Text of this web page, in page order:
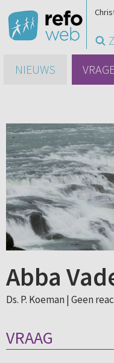
NIEUWS
Abba
Ds. P. Koeman | Geen
VRAAG